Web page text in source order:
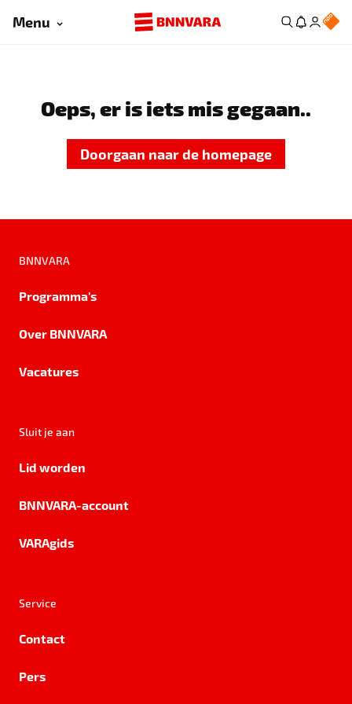
Menu
Oeps, er is iets mis gegaan..
Doorgaan naar de homepage
BNNVARA
Programma's
Over BNNVARA
Vacatures
Sluit je aan
Lid worden
BNNVARA-account
VARAgids
Service
Contact
Pers